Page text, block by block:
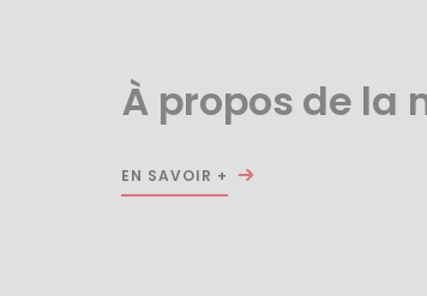
À propos de la
EN SAVOIR +